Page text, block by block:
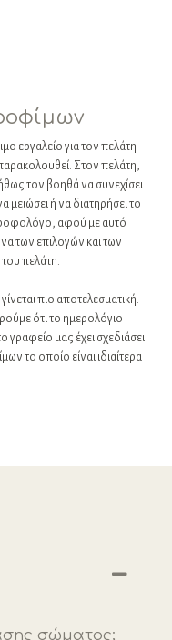
εργαλείο για τον πελάτη
Στον πελάτη,
τον βοηθά να συνεχίσει
ή να διατηρήσει το
αφού με αυτό
των επιλογών και των
πελάτη.
πιο αποτελεσματική.
ότι το ημερολόγιο
γραφείο μας έχει σχεδιάσει
το οποίο είναι ιδιαίτερα
σώματος;